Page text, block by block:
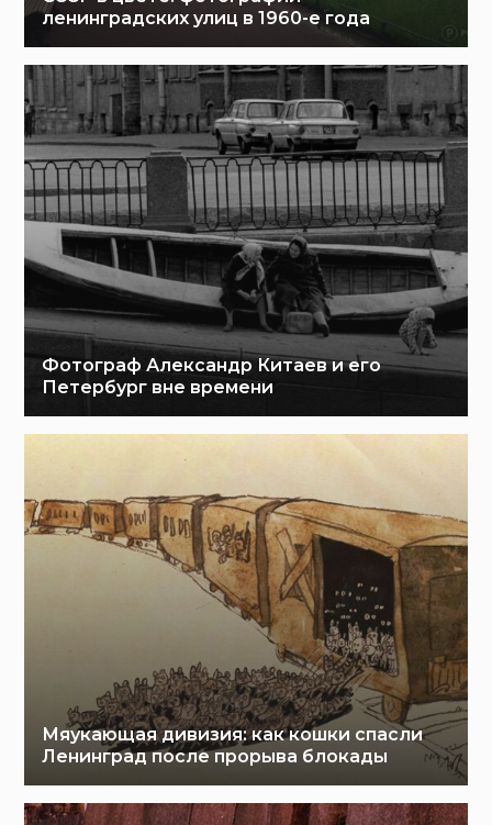
ленинградских улиц в 1960-е года
Фотограф Александр Китаев и его
Петербург вне времени
Мяукающая дивизия: как кошки спасли
Ленинград после прорыва блокады